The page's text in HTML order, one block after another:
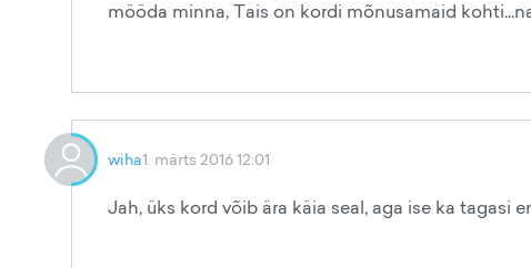
mööda minna, Tais on kordi mõnusamaid
wiha1. märts 2016 12:01
Jah, üks kord võib ära käia seal, aga ise ka tagasi